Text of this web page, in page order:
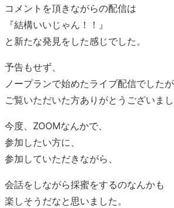
コメントを頂きながらの配信は
『結構いいじゃん！！』
と新たな発見をした感じでした。
予告もせず、
ノープランで始めたライブ配信でしたが
ご覧いただいた方ありがとうございまし
今度、ZOOMなんかで、
参加したい方に、
参加していただきながら、
会話をしながら採蜜をするのなんかも
楽しそうだなと思いました。